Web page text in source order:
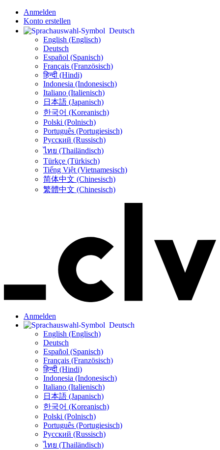
Anmelden
Konto erstellen
Deutsch
English (Englisch)
Deutsch
Español (Spanisch)
Français (Französisch)
हिन्दी (Hindi)
Indonesia (Indonesisch)
Italiano (Italienisch)
日本語 (Japanisch)
한국어 (Koreanisch)
Polski (Polnisch)
Português (Portugiesisch)
Русский (Russisch)
ไทย (Thailändisch)
Türkçe (Türkisch)
Tiếng Việt (Vietnamesisch)
简体中文 (Chinesisch)
繁體中文 (Chinesisch)
Anmelden
Deutsch
English (Englisch)
Deutsch
Español (Spanisch)
Français (Französisch)
हिन्दी (Hindi)
Indonesia (Indonesisch)
Italiano (Italienisch)
日本語 (Japanisch)
한국어 (Koreanisch)
Polski (Polnisch)
Português (Portugiesisch)
Русский (Russisch)
ไทย (Thailändisch)